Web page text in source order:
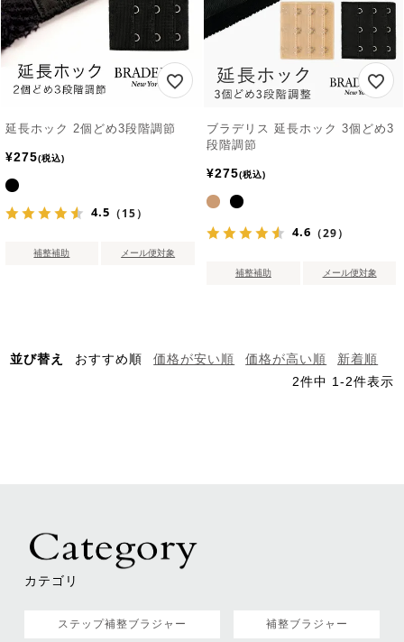
延長ホック 2個どめ3段階調節
¥275 税込
4.5 （15）
補整補助 メール便対象
ブラデリス 延長ホック 3個どめ3
段階調節
¥275 税込
4.6 （29）
補整補助 メール便対象
並び替え おすすめ順 価格が安い順 価格が高い順
新着順
2件中 1-2件表示
カテゴリ
ステップ補整ブラジャー 補整ブラジャー